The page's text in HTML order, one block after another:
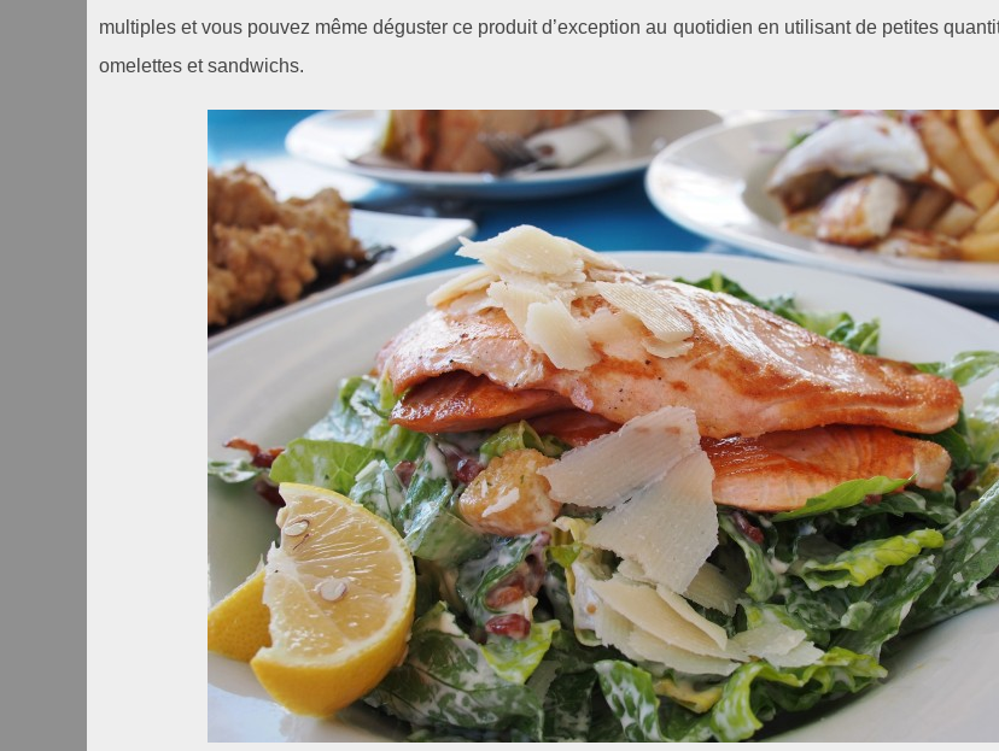
multiples et vous pouvez même déguster ce produit d’exception au quotidien en utilisant de petites
omelettes et sandwichs.